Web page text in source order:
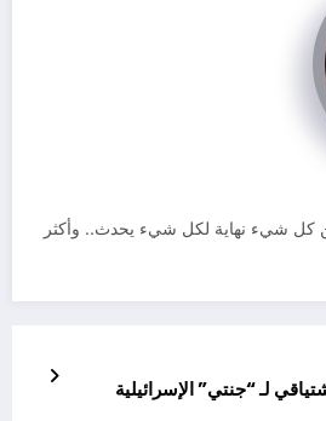
من كل شيء نهاية لكل شيء يحدث.. وأكثر
لـ “جنتي” الإسرائيلية